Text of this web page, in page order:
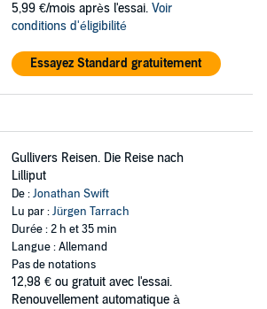
5,99 €/mois après l'essai. Voir
conditions d'éligibilité
Essayez Standard gratuitement
Gullivers Reisen. Die Reise nach
Lilliput
De :Jonathan Swift
Lu par :Jürgen Tarrach
Durée : 2 h et 35 min
Langue : Allemand
Pas de notations
12,98 € ou gratuit avec l'essai.
Renouvellement automatique à